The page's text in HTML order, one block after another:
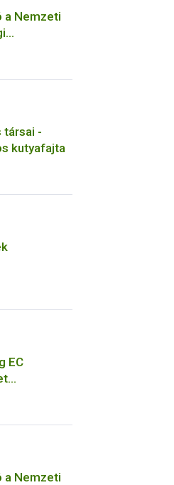
a Nemzeti
társai -
kutyafajta
EC
of EC
for a
a Nemzeti